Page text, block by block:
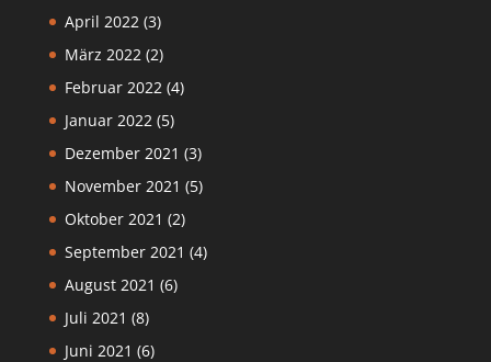
April 2022 (3)
März 2022 (2)
Februar 2022 (4)
Januar 2022 (5)
Dezember 2021 (3)
November 2021 (5)
Oktober 2021 (2)
September 2021 (4)
August 2021 (6)
Juli 2021 (8)
Juni 2021 (6)